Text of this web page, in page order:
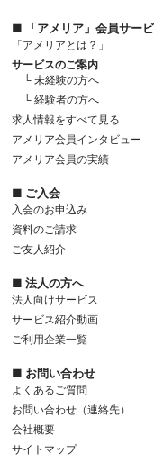
■ 「アメリア」会員サー
「アメリアとは？」
サービスのご案内
└ 未経験の方へ
└ 経験者の方へ
求人情報をすべて見る
アメリア会員インタビュー
アメリア会員の実績
■ ご入会
入会のお申込み
資料のご請求
ご友人紹介
■ 法人の方へ
法人向けサービス
サービス紹介動画
ご利用企業一覧
■ お問い合わせ
よくあるご質問
お問い合わせ（連絡先）
会社概要
サイトマップ